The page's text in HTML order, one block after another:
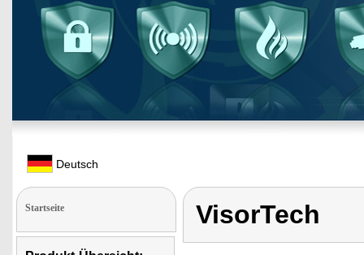
Deutsch
Startseite VisorTech